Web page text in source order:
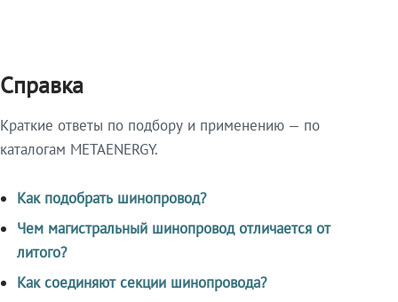
Справка
Краткие ответы по подбору и применению — по
каталогам METAENERGY.
Как подобрать шинопровод?
Чем магистральный шинопровод отличается от
литого?
Как соединяют секции шинопровода?